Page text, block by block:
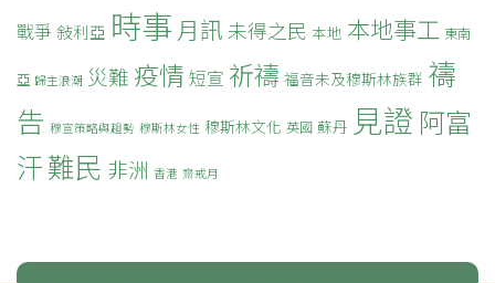
戰爭 敍利亞 時事 月訊未得之民 本地 本地事工 東南
亞 歸主浪潮 災難 疫情 短宣 祈禱 福音未及穆斯林族群 禱
告 穆宣策略與趨勢 穆斯林女性 穆斯林文化 英國 蘇丹 見證 阿富
汗難民 非洲 香港 齋戒月